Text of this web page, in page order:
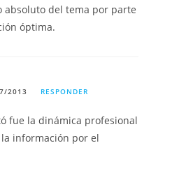
absoluto del tema por parte
óptima.
2013 RESPONDER
fue la dinámica profesional
información por el